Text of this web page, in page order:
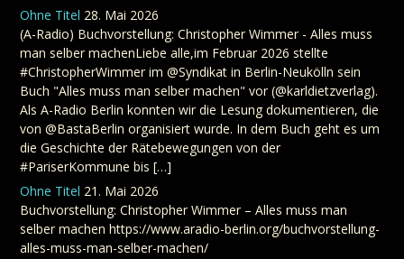
Ohne Titel 28. Mai 2026
(A-Radio) Buchvorstellung: Christopher Wimmer - Alles muss
man selber machenLiebe alle,im Februar 2026 stellte
#ChristopherWimmer im @Syndikat in Berlin-Neukölln sein
Buch "Alles muss man selber machen" vor (@karldietzverlag).
Als A-Radio Berlin konnten wir die Lesung dokumentieren, die
von @BastaBerlin organisiert wurde. In dem Buch geht es um
die Geschichte der Rätebewegungen von der
#PariserKommune bis […]
Ohne Titel 21. Mai 2026
Buchvorstellung: Christopher Wimmer – Alles muss man
selber machen https://www.aradio-berlin.org/buchvorstellung-
alles-muss-man-selber-machen/